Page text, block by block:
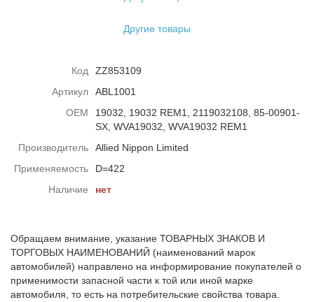
Другие товары
Код
ZZ853109
Артикул
ABL1001
ОЕМ
19032, 19032 REM1, 2119032108, 85-00901-
SX, WVA19032, WVA19032 REM1
Производитель
Allied Nippon Limited
Применяемость
D=422
Наличие
нет
Обращаем внимание, указание ТОВАРНЫХ ЗНАКОВ И
ТОРГОВЫХ НАИМЕНОВАНИЙ (наименований марок
автомобилей) направлено на информирование покупателей о
применимости запасной части к той или иной марке
автомобиля, то есть на потребительские свойства товара.